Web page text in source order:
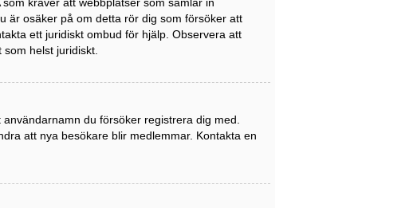
som kräver att webbplatser som samlar in
är osäker på om detta rör dig som försöker att
ett juridiskt ombud för hjälp. Observera att
helst juridiskt.
du försöker registrera dig med.
att nya besökare blir medlemmar. Kontakta en